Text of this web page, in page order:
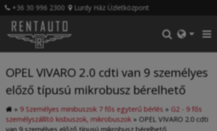
+36 30 996 2300 Lurdy Ház Üzletközpont
OPEL VIVARO 2.0 cdti van 9 személyes
előző típusú mikrobusz bérelhető
» 9 Személyes minibuszok 7 fős egyterű bérlés » G2 - 9 fős
személyszállító kisbuszok, mikrobuszok » OPEL VIVARO 2.0 cdti